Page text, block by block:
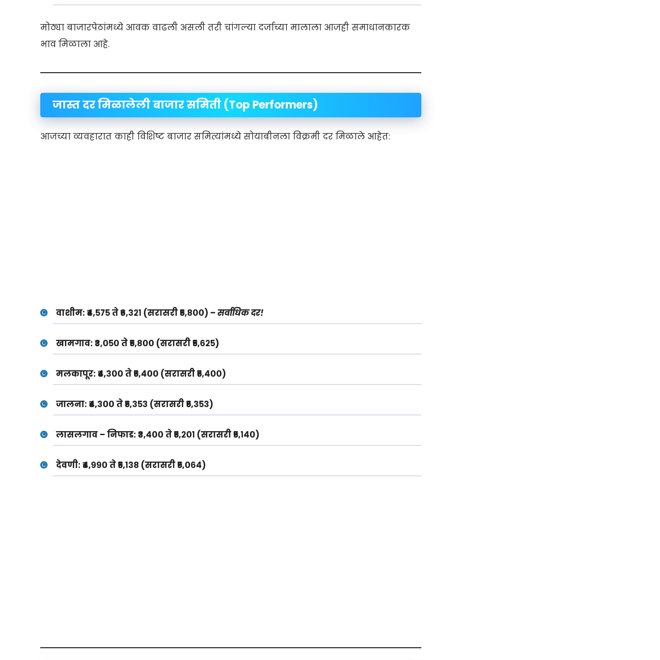
मोठ्या बाजारपेठांमध्ये आवक वाढली असली तरी चांगल्या दर्जाच्या मालाला आजही समाधानकारक
भाव मिळाला आहे.
जास्त दर मिळालेली बाजार समिती (Top Performers)
आजच्या व्यवहारात काही विशिष्ट बाजार समित्यांमध्ये सोयाबीनला विक्रमी दर मिळाले आहेत:
वाशीम: ₹४,५७५ ते₹६,३२१ (सरासरी ₹५,८००) – सर्वाधिक दर!
खामगाव: ₹३,०५० ते ₹५,८०० (सरासरी ₹५,६२५)
मलकापूर: ₹४,३०० ते ₹५,४०० (सरासरी ₹५,४००)
जालना: ₹४,३०० ते ₹५,३५३ (सरासरी ₹५,३५३)
लासलगाव – निफाड: ₹३,४०० ते ₹५,२०१ (सरासरी ₹५,१४०)
देवणी: ₹४,९९० ते ₹५,१३८ (सरासरी ₹५,०६४)